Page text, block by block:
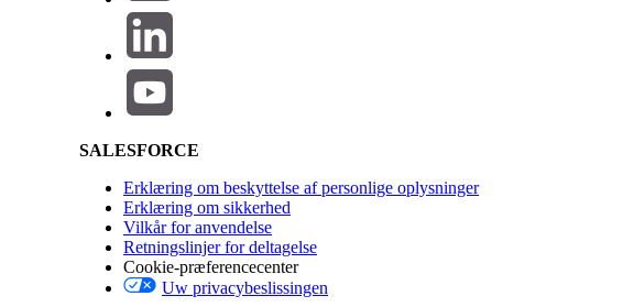
SALESFORCE
Erklæring om beskyttelse af personlige oplysninger
Erklæring om sikkerhed
Vilkår for anvendelse
Retningslinjer for deltagelse
Cookie-præferencecenter
Uw privacybeslissingen
Salesforce Help | Article